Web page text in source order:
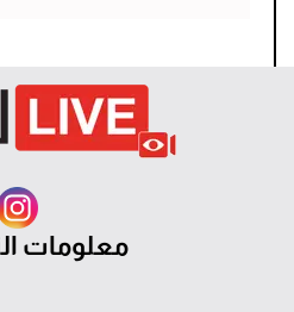
معلومات